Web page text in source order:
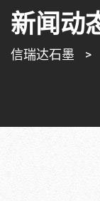
新闻动
信瑞达石墨 >